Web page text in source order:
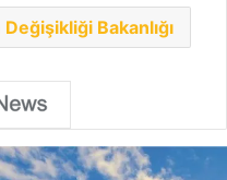
Bakanlığı